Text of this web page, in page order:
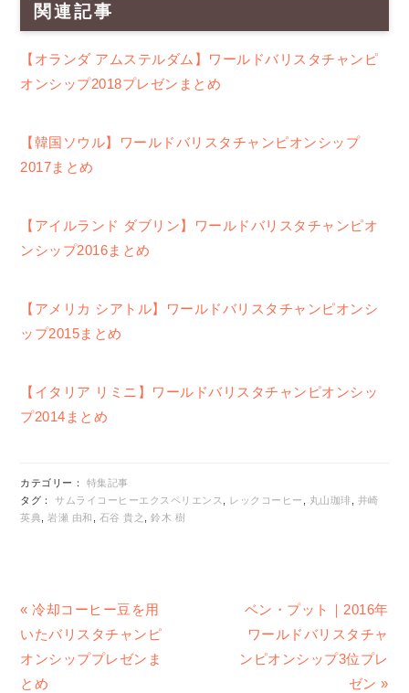
関連記事
【オランダ アムステルダム】ワールドバリスタチャンピ
オンシップ2018プレゼンまとめ
【韓国ソウル】ワールドバリスタチャンピオンシップ
2017まとめ
【アイルランド ダブリン】ワールドバリスタチャンピオ
ンシップ2016まとめ
【アメリカ シアトル】ワールドバリスタチャンピオンシ
ップ2015まとめ
【イタリア リミニ】ワールドバリスタチャンピオンシッ
プ2014まとめ
カテゴリー： 特集記事
タグ： サムライコーヒーエクスペリエンス レックコーヒー 丸山珈琲
井崎
英典
岩瀬 由和 石谷 貴之 ,鈴木 樹
前
の
投
稿:
« 冷却コーヒー豆を用
いたバリスタチャンピ
オンシッププレゼンま
とめ
次
の
投
ベン・プット｜2016年
ワールドバリスタチャ
ンピオンシップ3位プレ
ゼン »